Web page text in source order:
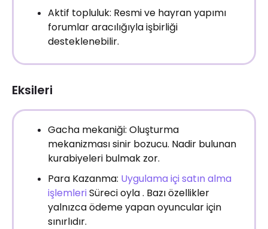
Aktif topluluk: Resmi ve hayran yapımı
forumlar aracılığıyla işbirliği
desteklenebilir.
Eksileri
Gacha mekaniği: Oluşturma
mekanizması sinir bozucu. Nadir bulunan
kurabiyeleri bulmak zor.
Para Kazanma: Uygulama içi satın alma
işlemleriSüreci oyla . Bazı özellikler
yalnızca ödeme yapan oyuncular için
sınırlıdır.